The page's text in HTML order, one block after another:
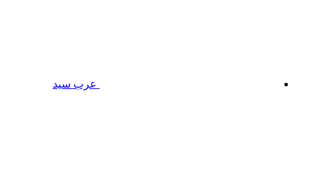
عرب سيد